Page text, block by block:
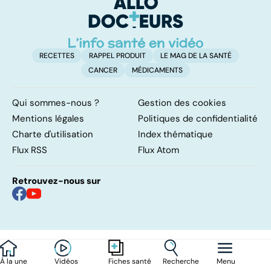
À la une Vidéos Fiches santé Recherche Menu
RECETTES RAPPEL PRODUIT
LE MAG DE LA SANTÉ
CANCER
MÉDICAMENTS
Qui sommes-nous ?
Gestion des cookies
Mentions légales
Politiques de confidentialité
Charte d'utilisation
Index thématique
Flux RSS
Flux Atom
Retrouvez-nous sur